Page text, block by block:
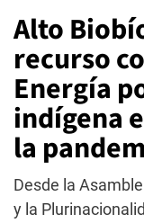
Alto
recurso
Energía
indígena
la
Desde la
y la